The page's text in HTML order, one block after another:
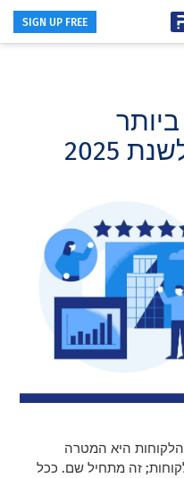
SIGN UP FREE
ביותר
2025
הלקוחות היא המטרה
זה מתחיל שם. ככל